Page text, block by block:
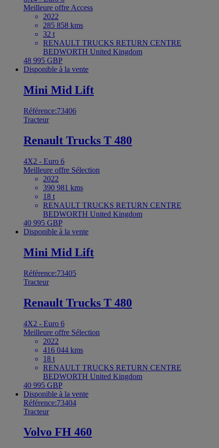
Meilleure offre Access
2022
285 858 kms
32 t
RENAULT TRUCKS RETURN CENTRE
BEDWORTH United Kingdom
48 995 GBP
Disponible à la vente
Mini Mid Lift
Référence:73406
Tracteur
Renault Trucks T 480
4X2 - Euro 6
Meilleure offre Sélection
2022
390 981 kms
18 t
RENAULT TRUCKS RETURN CENTRE
BEDWORTH United Kingdom
40 995 GBP
Disponible à la vente
Mini Mid Lift
Référence:73405
Tracteur
Renault Trucks T 480
4X2 - Euro 6
Meilleure offre Sélection
2022
416 044 kms
18 t
RENAULT TRUCKS RETURN CENTRE
BEDWORTH United Kingdom
40 995 GBP
Disponible à la vente
Référence:73404
Tracteur
Volvo FH 460